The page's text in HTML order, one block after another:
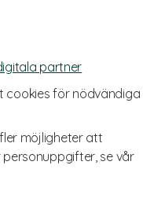
partner
cookies för nödvändiga
möjligheter att
se vår